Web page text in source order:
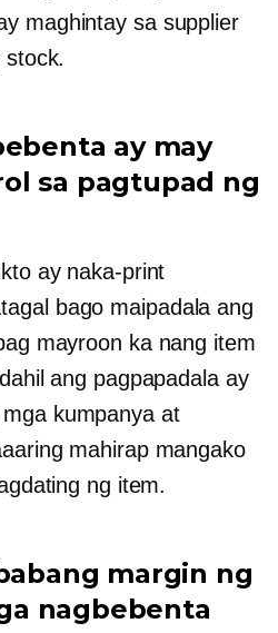
maghintay sa supplier
stock.
ay may
sa pagtupad ng
ay naka-print
bago maipadala ang
mayroon ka nang item
ang pagpapadala ay
kumpanya at
mahirap mangako
ng item.
margin ng
nagbebenta